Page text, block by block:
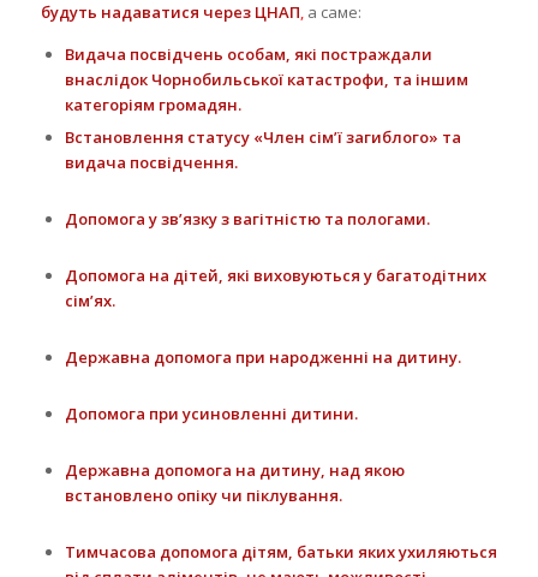
будуть надаватися через ЦНАП,а саме:
Видача посвідчень особам, які постраждали
внаслідок Чорнобильської катастрофи, та іншим
категоріям громадян.
Встановлення статусу «Член сім’ї загиблого» та
видача посвідчення.
Допомога у зв’язку з вагітністю та пологами.
Допомога на дітей, які виховуються у багатодітних
сім’ях.
Державна допомога при народженні на дитину.
Допомога при усиновленні дитини.
Державна допомога на дитину, над якою
встановлено опіку чи піклування.
Тимчасова допомога дітям, батьки яких ухиляються